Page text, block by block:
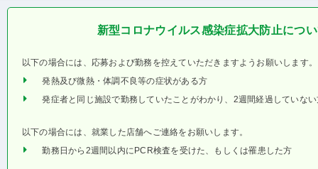
新型コロナウイルス感染症拡大防止につ
以下の場合には、応募および勤務を控えていただきますようお願いします。
発熱及び微熱・体調不良等の症状がある方
発症者と同じ施設で勤務していたことがわかり、2週間経過していな
以下の場合には、就業した店舗へご連絡をお願いします。
勤務日から2週間以内にPCR検査を受けた、もしくは罹患した方